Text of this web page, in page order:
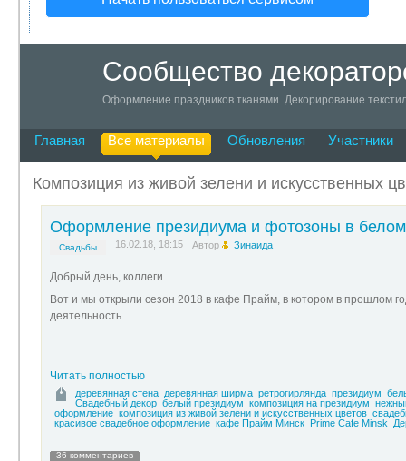
Сообщество
Оформление праздников тканями. Декорирование
Главная Все материалы Обновления Участники
Композиция из живой зелени и искусственных
Оформление президиума и фотозоны в белом
Свадьбы 16.02.18, 18:15 Автор Зинаида
Добрый день, коллеги.
Вот и мы открыли сезон 2018 в кафе Прайм, в котором в прошлом
деятельность.
Читать полностью
деревянная стена деревянная ширма ретрогирлянда президиум
Свадебный декор белый президиум композиция на президиум
оформление композиция из живой зелени и искусственных цветов
красивое свадебное оформление кафе Прайм Минск Prime Cafe Minsk
36 комментариев